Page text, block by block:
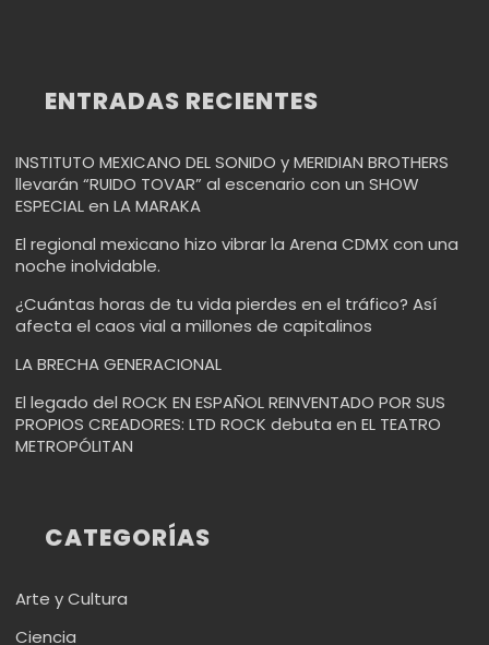
ENTRADAS RECIENTES
INSTITUTO MEXICANO DEL SONIDO y MERIDIAN BROTHERS
llevarán “RUIDO TOVAR” al escenario con un SHOW
ESPECIAL en LA MARAKA
El regional mexicano hizo vibrar la Arena CDMX con una
noche inolvidable.
¿Cuántas horas de tu vida pierdes en el tráfico? Así
afecta el caos vial a millones de capitalinos
LA BRECHA GENERACIONAL
El legado del ROCK EN ESPAÑOL REINVENTADO POR SUS
PROPIOS CREADORES: LTD ROCK debuta en EL TEATRO
METROPÓLITAN
CATEGORÍAS
Arte y Cultura
Ciencia